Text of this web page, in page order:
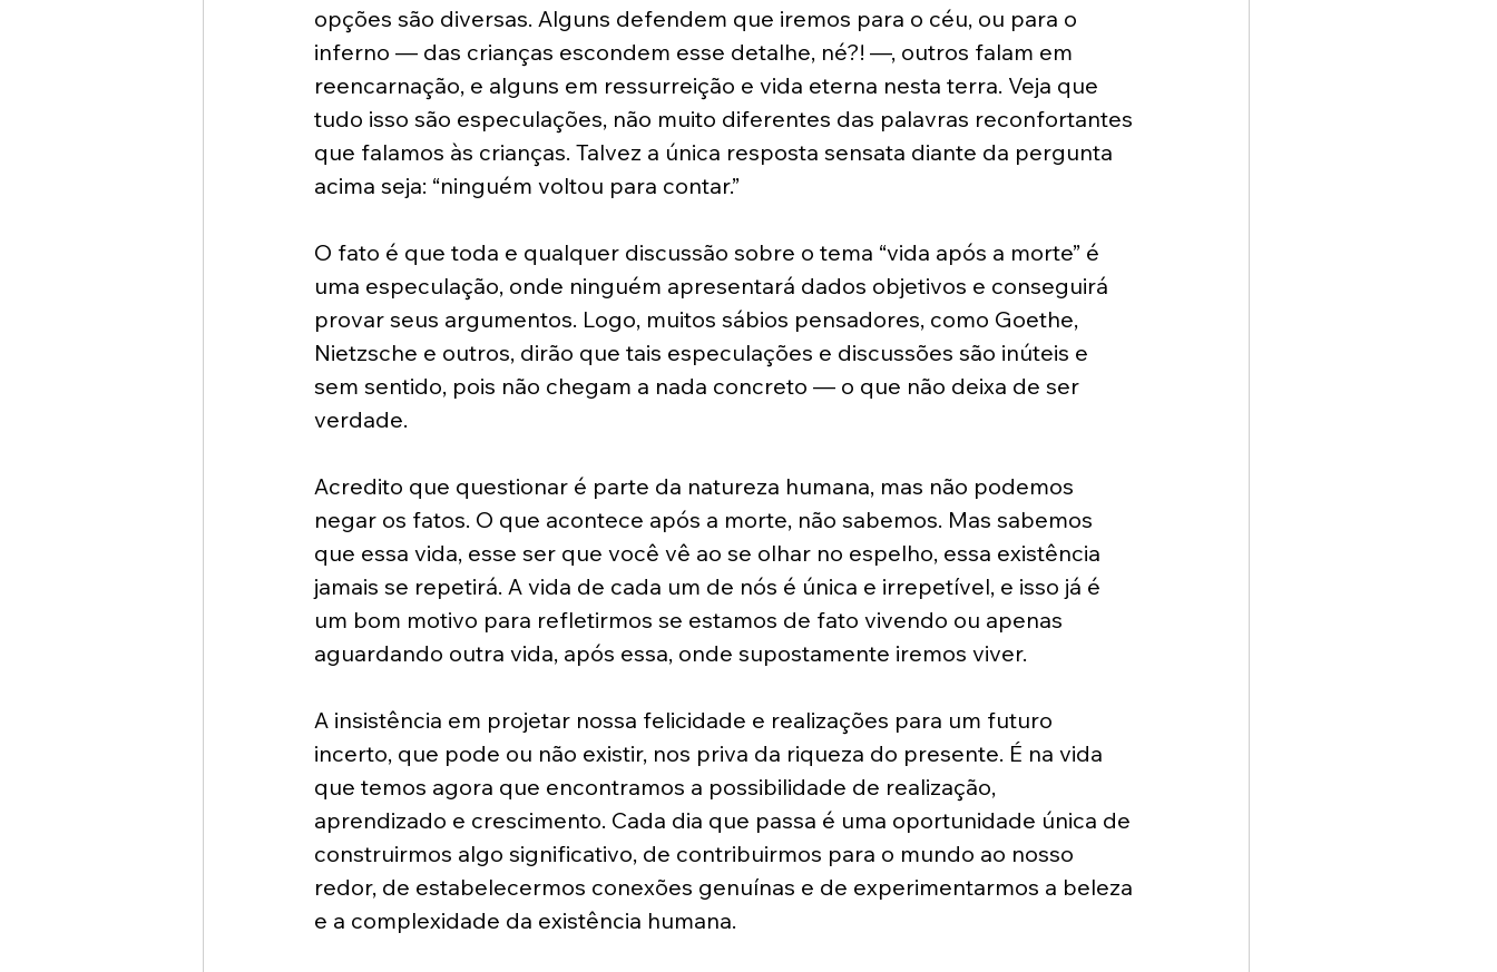
opções são diversas. Alguns defendem que iremos para o céu, ou para o
inferno — das crianças escondem esse detalhe, né?! —, outros falam em
reencarnação, e alguns em ressurreição e vida eterna nesta terra. Veja que
tudo isso são especulações, não muito diferentes das palavras reconfortantes
que falamos às crianças. Talvez a única resposta sensata diante da pergunta
acima seja: “ninguém voltou para contar.”
O fato é que toda e qualquer discussão sobre o tema “vida após a morte” é
uma especulação, onde ninguém apresentará dados objetivos e conseguirá
provar seus argumentos. Logo, muitos sábios pensadores, como Goethe,
Nietzsche e outros, dirão que tais especulações e discussões são inúteis e
sem sentido, pois não chegam a nada concreto — o que não deixa de ser
verdade.
Acredito que questionar é parte da natureza humana, mas não podemos
negar os fatos. O que acontece após a morte, não sabemos. Mas sabemos
que essa vida, esse ser que você vê ao se olhar no espelho, essa existência
jamais se repetirá. A vida de cada um de nós é única e irrepetível, e isso já é
um bom motivo para refletirmos se estamos de fato vivendo ou apenas
aguardando outra vida, após essa, onde supostamente iremos viver.
A insistência em projetar nossa felicidade e realizações para um futuro
incerto, que pode ou não existir, nos priva da riqueza do presente. É na vida
que temos agora que encontramos a possibilidade de realização,
aprendizado e crescimento. Cada dia que passa é uma oportunidade única de
construirmos algo significativo, de contribuirmos para o mundo ao nosso
redor, de estabelecermos conexões genuínas e de experimentarmos a beleza
e a complexidade da existência humana.